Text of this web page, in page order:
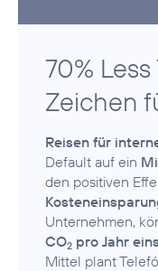
70%
Zeichen
Reisen für
Default auf ein
den positiven
Unternehmen,
CO2 pro Jahr
Mittel plant